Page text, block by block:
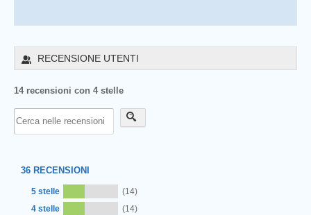
RECENSIONE UTENTI
14 recensioni con 4 stelle
36 RECENSIONI
5 stelle
(14)
4 stelle
(14)